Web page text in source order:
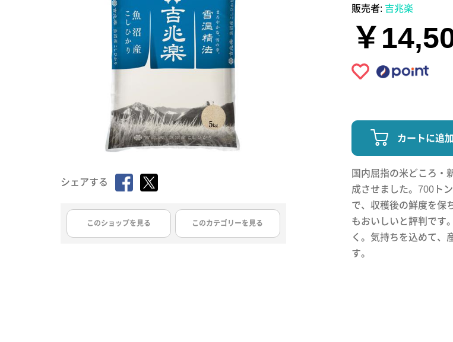
シェアする
このショップを見る このカテゴリーを見る
販売者: 吉兆楽
￥
カートに追加
国内屈指の米どころ・
成させました。700ト
で、収穫後の鮮度を保
もおいしいと評判です
く。気持ちを込めて、
す。